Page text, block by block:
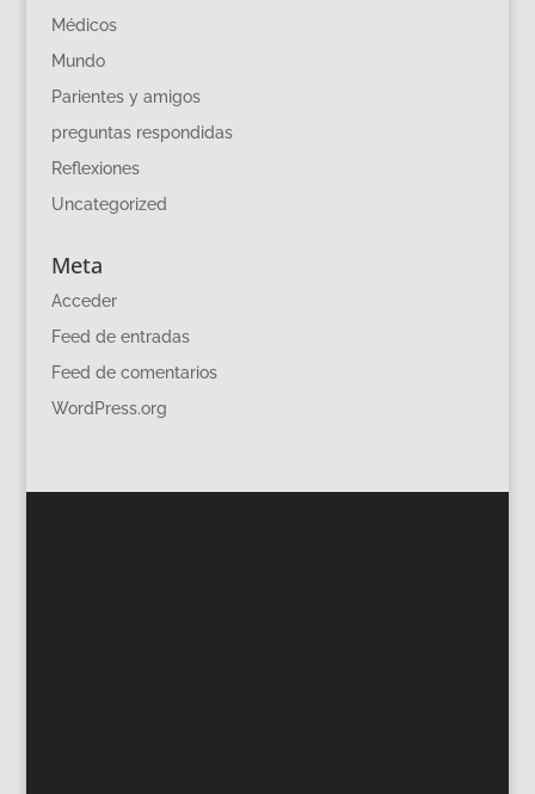
Médicos
Mundo
Parientes y amigos
preguntas respondidas
Reflexiones
Uncategorized
Meta
Acceder
Feed de entradas
Feed de comentarios
WordPress.org